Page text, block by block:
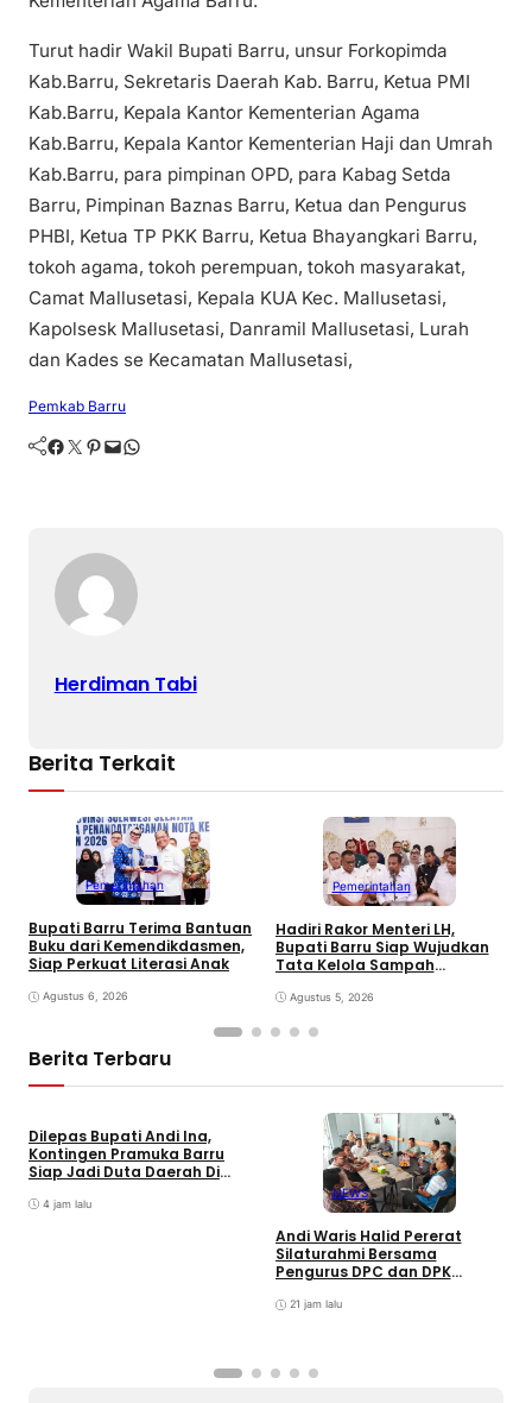
Turut hadir Wakil Bupati Barru, unsur Forkopimda
Kab.Barru, Sekretaris Daerah Kab. Barru, Ketua PMI
Kab.Barru, Kepala Kantor Kementerian Agama
Kab.Barru, Kepala Kantor Kementerian Haji dan Umrah
Kab.Barru, para pimpinan OPD, para Kabag Setda
Barru, Pimpinan Baznas Barru, Ketua dan Pengurus
PHBI, Ketua TP PKK Barru, Ketua Bhayangkari Barru,
tokoh agama, tokoh perempuan, tokoh masyarakat,
Camat Mallusetasi, Kepala KUA Kec. Mallusetasi,
Kapolsesk Mallusetasi, Danramil Mallusetasi, Lurah
dan Kades se Kecamatan Mallusetasi,
Pemkab Barru
Facebook Twitter Pinterest Mail WhatsApp
Herdiman Tabi
Berita Terkait
Pemerintahan
Bupati Barru Terima Bantuan
Buku dari Kemendikdasmen,
Siap Perkuat Literasi Anak
Agustus 6, 2026
Pemerintahan
Hadiri Rakor Menteri LH,
Bupati Barru Siap Wujudkan
Tata Kelola Sampah
Agustus 5, 2026
Berita Terbaru
Dilepas Bupati Andi Ina,
Kontingen Pramuka Barru
Siap Jadi Duta Daerah Di
4 jam lalu
NEWS
Andi Waris Halid Pererat
Silaturahmi Bersama
Pengurus DPC dan DPK
21 jam lalu